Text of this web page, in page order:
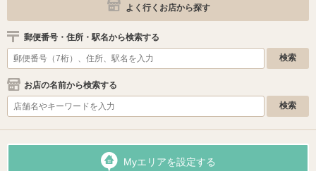
よく行くお店から探す
郵便番号・住所・駅名から検索する
お店の名前から検索する
Myエリアを設定する